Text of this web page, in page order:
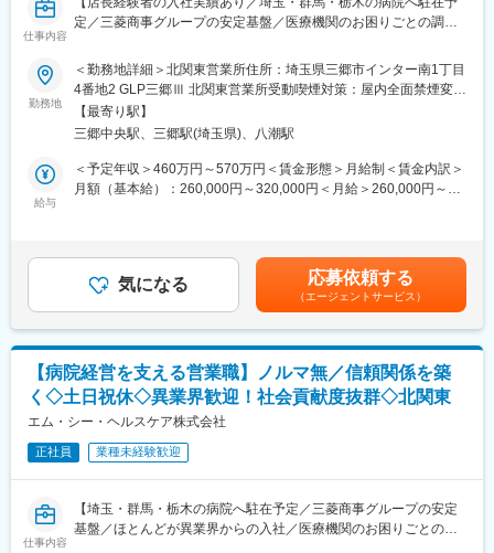
定。
ない事があれば、すぐに相談が可能です。また、一度本社帰任し
た後でも、介護現場への復帰が可能です。
・採用にチャレンジし3年目は現場職に戻りフロアリーダーなど責
任者の立場を目指す。
・経理にチャレンジし3年目以降も経理として主任や係長を目指す
など
＊3-5年目で、リーダーや管理職になることが可能です。スピード
【研修制度】
■各事業所の座学・実技研修、年次に応じたフォローアップ研修に
加え、キャリア志向の社員に向けた管理職育成研修など多様な研
※資格取得に必要な外部講習や試験は出社扱い・費用全額支給し全
面的にバックアップいたします。
年齢や経験は問わず興味を持っていただいた方とは全員と面接を
させていただいております。会社説明会を随時開催しております
日時：月・木／13:30～15:00
仕事内容
定／三菱商事グループの安定基盤／医療機関のお困りごとの調
■職務内容：
当社は、病院経営のパートナーとして、病院で使用する医療材料
や医薬品の調達、物品管理や、医療材料費に関する削減の提案を
行っております。
本ポジションでは、基本的には顧客となる病院に常駐し、医療現
場の後方支援に必要な業務に取り組んでいただきます。
（1）病院内の物流管理（SPD）
・医療材料や医薬品の調達代行
└材料の仕分けや納品作業はパートさんが担当しております。そ
のため、パートさんの業務サポートやシフト調整も行います。
※医療材料とは？：注射やガーゼなど病院で使用される材料
（2）医療製品の購入価格削減
医療材料の価格は、地域や病院の間で大きなばらつきがため、当
社が、医療スタッフとメーカー、ディーラーの間に立ち、適切な
価格で安定的な調達を実現します。
勤務地
＜勤務地詳細＞北関東営業所住所：埼玉県三郷市インター南1丁目
4番地2 GLP三郷Ⅲ 北関東営業所受動喫煙対策：屋内全面禁煙変更
の範囲：会社の定める事業所
【最寄り駅】
三郷中央駅、三郷駅(埼玉県)、八潮駅
給与
＜予定年収＞460万円～570万円＜賃金形態＞月給制＜賃金内訳＞
月額（基本給）：260,000円～320,000円＜月給＞260,000円～
くまでも目安の金額であり、選考を通じて上下する可能性があり
ます。月給(月額)は固定手当を含めた表記です。
気になる 応募依頼する
（エージェントサービス）
【病院経営を支える営業職】ノルマ無／信頼関係を築
く◇土日祝休◇異業界歓迎！社会貢献度抜群◇北関東
エム・シー・ヘルスケア株式会社
正社員 業種未経験歓迎
仕事内容
【埼玉・群馬・栃木の病院へ駐在予定／三菱商事グループの安定
基盤／ほとんどが異業界からの入社／医療機関のお困りごとの調